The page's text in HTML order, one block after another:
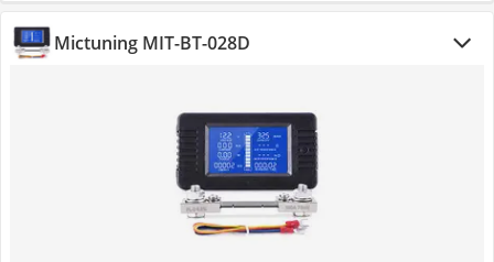
Mictuning MIT-BT-028D